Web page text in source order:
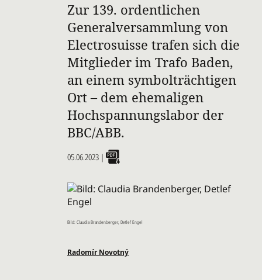
Zur 139. ordentlichen
Generalversammlung von
Electrosuisse trafen sich die
Mitglieder im Trafo Baden,
an einem symbolträchtigen
Ort – dem ehemaligen
Hochspannungslabor der
BBC/ABB.
05.06.2023 |
Bild: Claudia Brandenberger, Detlef Engel
Radomír Novotný